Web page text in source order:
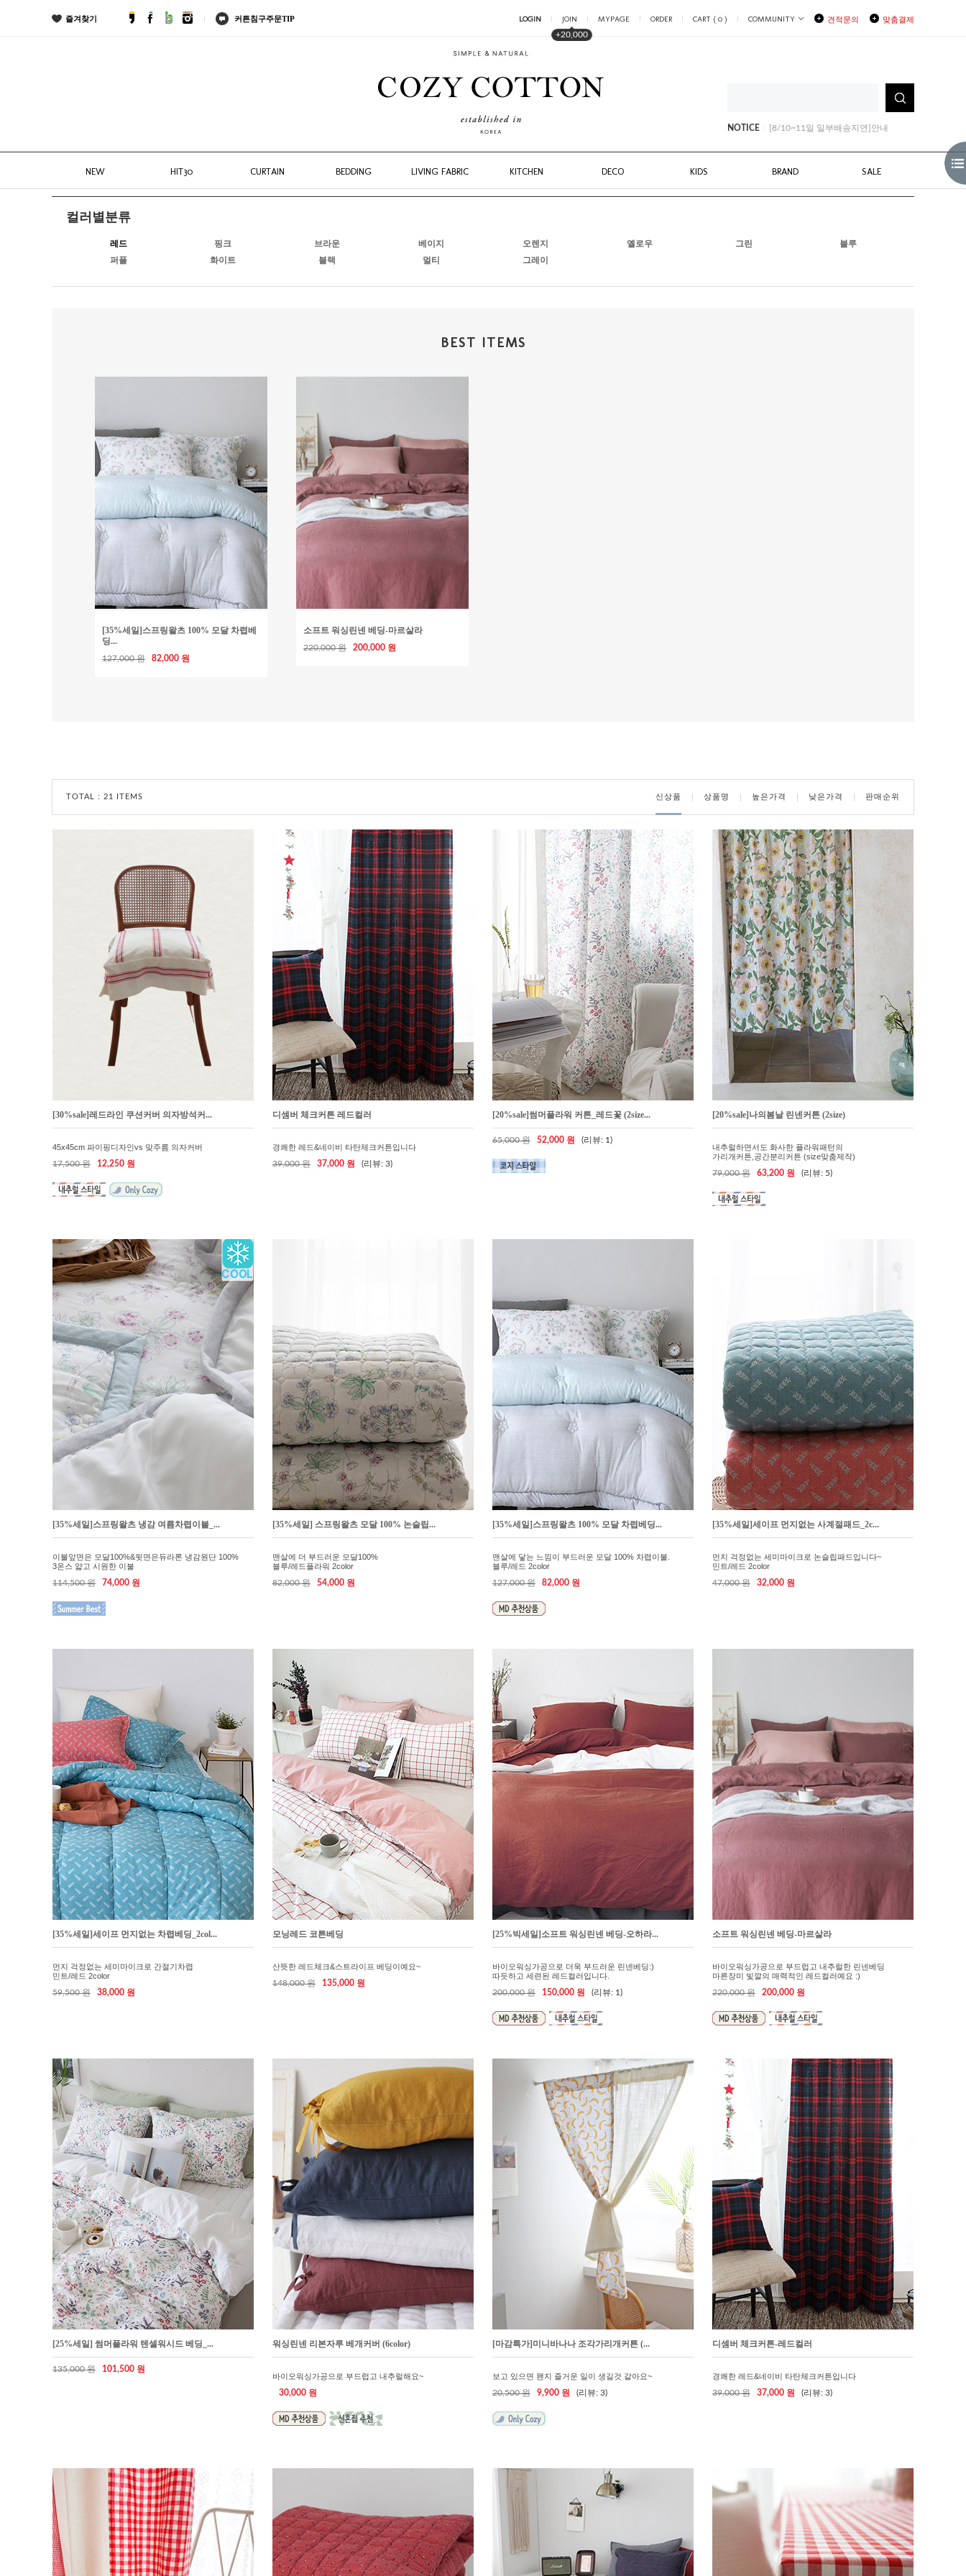
즐겨찾기 커튼침구주문TIP LOGIN JOIN
+20,000
MYPAGE ORDER CART ( 0 ) COMMUNITY 견적문의 맞춤결제
NOTICE
[8/10~11일 일부배송지연]안내
[8/3~8/6] 부분배송지연안내
NEW HIT30 CURTAIN BEDDING LIVING FABRIC KITCHEN DECO KIDS BRAND SALE
컬러별분류
레드 핑크 브라운 베이지 오렌지 옐로우 그린
블루
퍼플
화이트 블랙 멀티 그레이
BEST ITEMS
[35%세일]스프링왈츠 100% 모달 차렵베
딩...
127,000 원 82,000 원
소프트 워싱린넨 베딩-마르살라
220,000 원 200,000 원
TOTAL : 21 ITEMS 신상품 상품명 높은가격 낮은가격 판매순위
[30%sale]레드라인 쿠션커버 의자방석커...
45x45cm 파이핑디자인vs 맞주름 의자커버
17,500 원
12,250 원
디셈버 체크커튼 레드컬러
경쾌한 레드&네이비 타탄체크커튼입니다
39,000 원
37,000 원 (리뷰: 3)
[20%sale]썸머플라워 커튼_레드꽃 (2size...
65,000 원 52,000 원 (리뷰: 1)
[20%sale]나의봄날 린넨커튼 (2size)
내추럴하면서도 화사한 플라워패턴의
가리개커튼,공간분리커튼 (size맞춤제작)
79,000 원
63,200 원 (리뷰: 5)
[35%세일]스프링왈츠 냉감 여름차렵이불_...
이불앞면은 모달100%&뒷면은듀라론 냉감원단 100%
3온스 얇고 시원한 이불
114,500 원
74,000 원
[35%세일] 스프링왈츠 모달 100% 논슬립...
맨살에 더 부드러운 모달100%
블루/레드플라워 2color
82,000 원
54,000 원
[35%세일]스프링왈츠 100% 모달 차렵베딩...
맨살에 닿는 느낌이 부드러운 모달 100% 차렵이불.
블루/레드 2color
127,000 원
82,000 원
[35%세일]세이프 먼지없는 사계절패드_2c...
먼지 걱정없는 세미마이크로 논슬립패드입니다~
민트/레드 2color
47,000 원
32,000 원
[35%세일]세이프 먼지없는 차렵베딩_2col...
먼지 걱정없는 세미마이크로 간절기차렵
민트/레드 2color
59,500 원
38,000 원
모닝레드 코튼베딩
산뜻한 레드체크&스트라이프 베딩이예요~
148,000 원
135,000 원
[25%빅세일]소프트 워싱린넨 베딩-오하라...
바이오워싱가공으로 더욱 부드러운 린넨베딩:)
따듯하고 세련된 레드컬러입니다.
200,000 원
150,000 원 (리뷰: 1)
소프트 워싱린넨 베딩-마르살라
바이오워싱가공으로 부드럽고 내추럴한 린넨베딩
마른장미 빛깔의 매력적인 레드컬러예요 :)
220,000 원
200,000 원
[25%세일] 썸머플라워 텐셀워시드 베딩_...
135,000 원 101,500 원
워싱린넨 리본자루 베개커버 (6color)
바이오워싱가공으로 부드럽고 내추럴해요~
30,000 원
[마감특가]미니바나나 조각가리개커튼 (...
보고 있으면 왠지 즐거운 일이 생길것 같아요~
20,500 원
9,900 원 (리뷰: 3)
디셈버 체크커튼-레드컬러
경쾌한 레드&네이비 타탄체크커튼입니다
39,000 원
37,000 원 (리뷰: 3)